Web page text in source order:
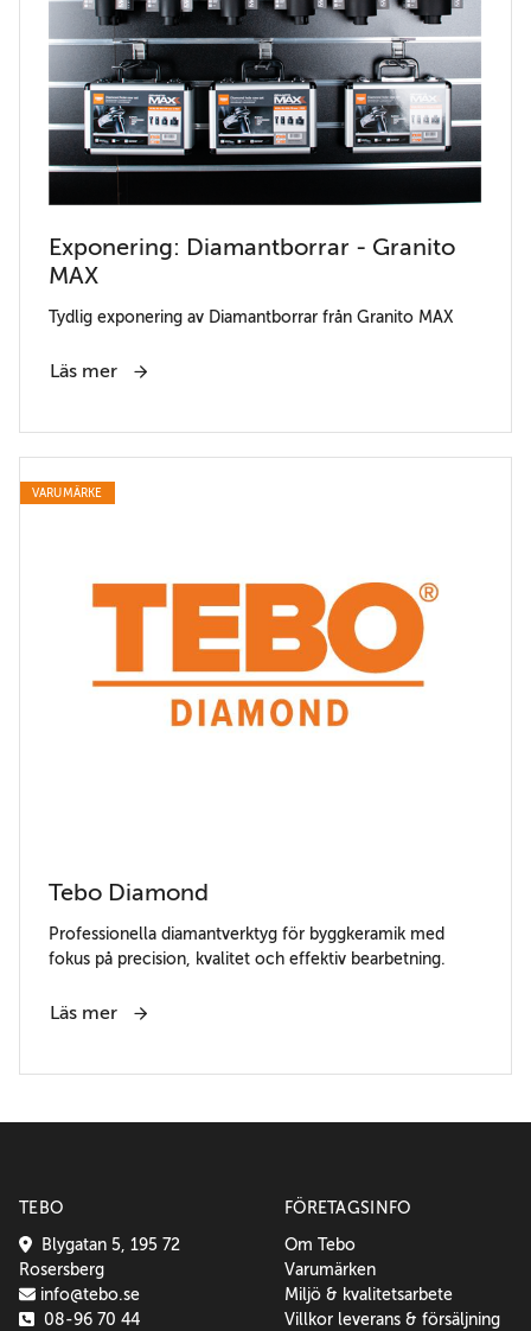
Exponering: Diamantborrar - Granito
MAX
Tydlig exponering av Diamantborrar från Granito MAX
Läs mer
VARUMÄRKE
Tebo Diamond
Professionella diamantverktyg för byggkeramik med
fokus på precision, kvalitet och effektiv bearbetning.
Läs mer
TEBO
Blygatan 5, 195 72
Rosersberg
info@tebo.se
08-96 70 44
FÖRETAGSINFO
Om Tebo
Varumärken
Miljö & kvalitetsarbete
Villkor leverans & försäljning